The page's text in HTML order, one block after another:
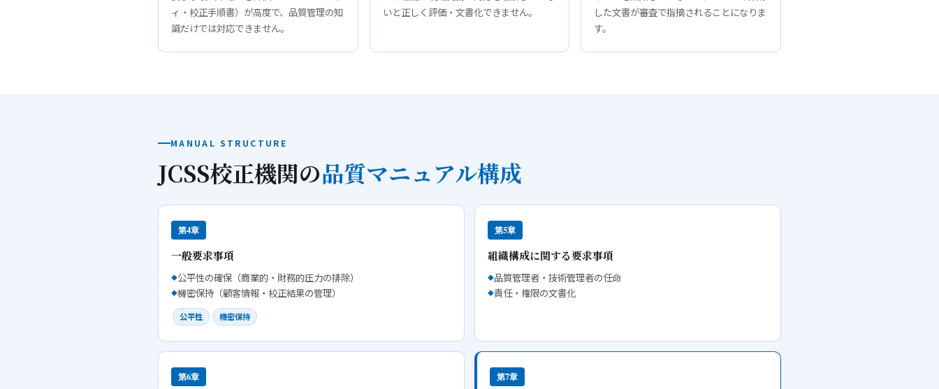
ィ・校正手順書）が高度で、品質管理の知
識だけでは対応できません。
いと正しく評価・文書化できません。
した文書が審査で指摘されることになりま
す。
MANUAL STRUCTURE
JCSS校正機関の品質マニュアル構成
第4章
一般要求事項
公平性の確保（商業的・財務的圧力の排除）
機密保持（顧客情報・校正結果の管理）
公平性 機密保持
第5章
組織構成に関する要求事項
品質管理者・技術管理者の任命
責任・権限の文書化
第6章 第7章